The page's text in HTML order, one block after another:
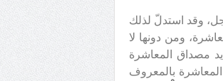
وقد استدلّ لذلك
ومن دونها لا
مصداق المعاشرة
بالمعروف